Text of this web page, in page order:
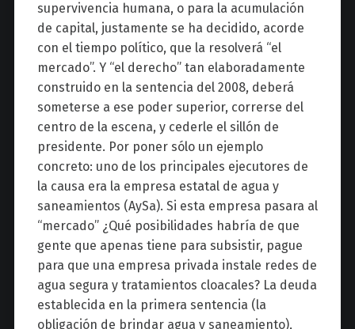
supervivencia humana, o para la acumulación
de capital, justamente se ha decidido, acorde
con el tiempo político, que la resolverá “el
mercado”. Y “el derecho” tan elaboradamente
construido en la sentencia del 2008, deberá
someterse a ese poder superior, correrse del
centro de la escena, y cederle el sillón de
presidente. Por poner sólo un ejemplo
concreto: uno de los principales ejecutores de
la causa era la empresa estatal de agua y
saneamientos (AySa). Si esta empresa pasara al
“mercado” ¿Qué posibilidades habría de que
gente que apenas tiene para subsistir, pague
para que una empresa privada instale redes de
agua segura y tratamientos cloacales? La deuda
establecida en la primera sentencia (la
obligación de brindar agua y saneamiento),